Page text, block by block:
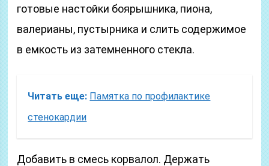
готовые настойки боярышника, пиона,
валерианы, пустырника и слить содержимое
в емкость из затемненного стекла.
Читать еще: Памятка по профилактике
стенокардии
Добавить в смесь корвалол. Держать